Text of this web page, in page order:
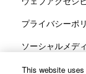
プライバシーポ
ソーシャルメデ
サイトマップ
This website